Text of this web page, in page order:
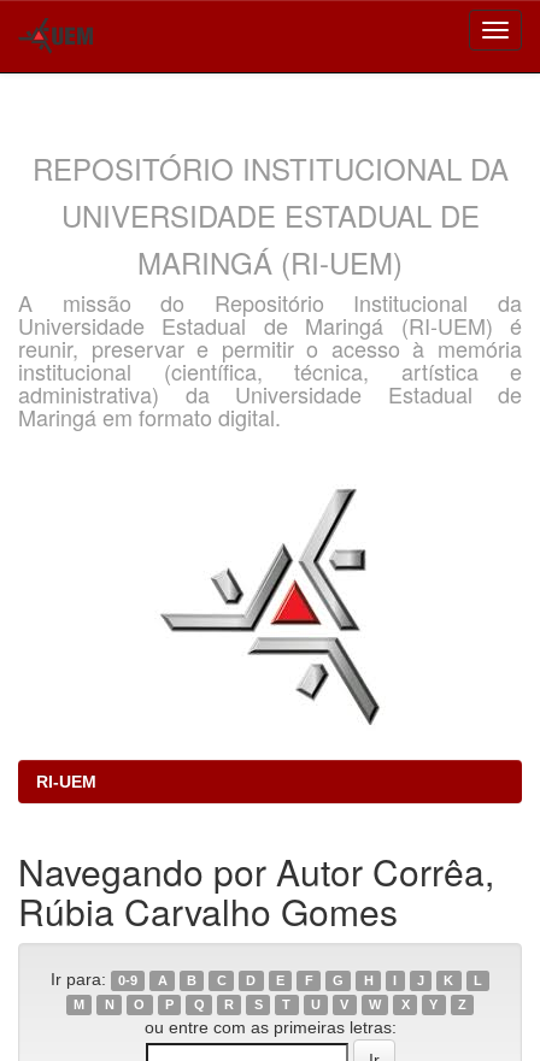
REPOSITÓRIO INSTITUCIONAL DA
UNIVERSIDADE ESTADUAL DE
MARINGÁ (RI-UEM)
A missão do Repositório Institucional da
Universidade Estadual de Maringá (RI-UEM) é
reunir, preservar e permitir o acesso à memória
institucional (científica, técnica, artística e
administrativa) da Universidade Estadual de
Maringá em formato digital.
RI-UEM
Navegando por Autor Corrêa,
Rúbia Carvalho Gomes
Ir para: 0-9 A B C D E F G H I J K
L
M
N O P Q R S T U V W X Y Z
ou entre com as primeiras letras: